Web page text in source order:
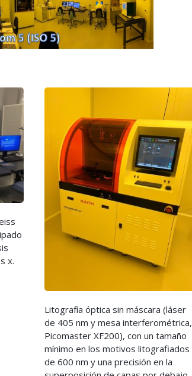
x.
Litografía óptica sin máscara (láser
de 405 nm y mesa interferométrica,
Picomaster XF200), con un tamaño
mínimo en los motivos litografiados
de 600 nm y una precisión en la